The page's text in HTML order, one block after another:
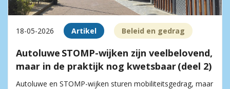
18-05-2026 Artikel Beleid en gedrag
Autoluwe STOMP-wijken zijn veelbelovend,
maar in de praktijk nog kwetsbaar (deel 2)
Autoluwe en STOMP-wijken sturen mobiliteitsgedrag, maar